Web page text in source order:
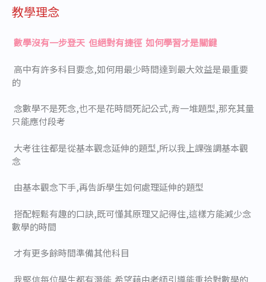
教學理念
數學沒有一步登天 但絕對有捷徑 如何學習才是關鍵
高中有許多科目要念,如何用最少時間達到最大效益是最重要
的
念數學不是死念,也不是花時間死記公式,背一堆題型,那充其量
只能應付段考
大考往往都是從基本觀念延伸的題型,所以我上課強調基本觀
念
由基本觀念下手,再告訴學生如何處理延伸的題型
搭配輕鬆有趣的口訣,既可懂其原理又記得住,這樣方能減少念
數學的時間
才有更多餘時間準備其他科目
我堅信每位學生都有潛能,希望藉由老師引導能重拾對數學的